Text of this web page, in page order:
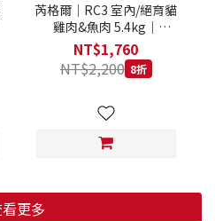
芮格爾｜RC3 室內/絕育貓
雞肉&魚肉 5.4kg｜
REGAL 天然貓糧 貓飼料
NT$1,760
NT$2,200 8折
更多